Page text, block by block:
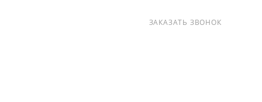
ЗАКАЗАТЬ ЗВОНОК